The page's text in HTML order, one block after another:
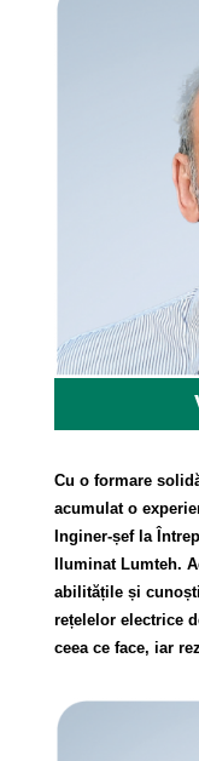
Cu o formare
acumulat o
Inginer-șef la
Iluminat Lumteh.
abilitățile și
rețelelor electrice
ceea ce face, iar